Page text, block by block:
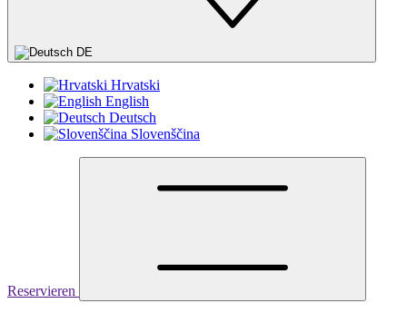
DE
Hrvatski
English
Deutsch
Slovenščina
Reservieren